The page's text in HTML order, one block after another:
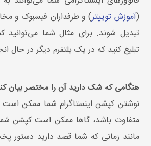
(آموزش توییتر) و طرفداران فیسبوک و
تبدیل شوند. برای مثال شما می‌توانید
تبلیغ کنید که در یک پلتفرم دیگر در حال
هنگامی که شک دارید آن را مختصر بیان
نوشتن کپشن اینستاگرام شما ممکن است
متفاوت باشد، گاها ممکن است کپشن شما
مانند زمانی که شما قصد دارید